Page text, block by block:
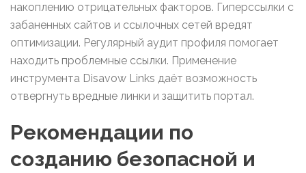
накоплению отрицательных факторов. Гиперссылки с
забаненных сайтов и ссылочных сетей вредят
оптимизации. Регулярный аудит профиля помогает
находить проблемные ссылки. Применение
инструмента Disavow Links даёт возможность
отвергнуть вредные линки и защитить портал.
Рекомендации по
созданию безопасной и